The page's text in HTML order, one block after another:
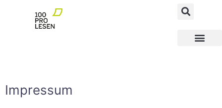
Impressum